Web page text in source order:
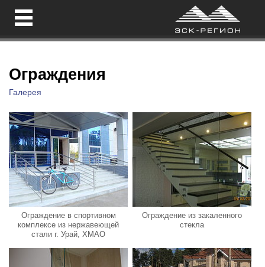
Ограждения
Галерея
Ограждение в спортивном
комплексе из нержавеющей
стали г. Урай, ХМАО
Ограждение из закаленного
стекла